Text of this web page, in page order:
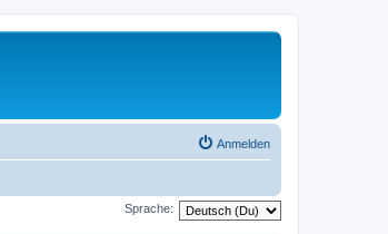
Anmelden
Sprache: